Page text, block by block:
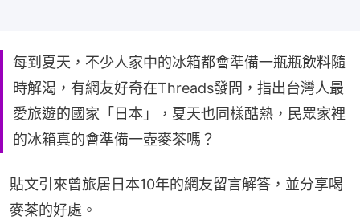
每到夏天，不少人家中的冰箱都會準備一瓶瓶飲料隨
時解渴，有網友好奇在Threads發問，指出台灣人最
愛旅遊的國家「日本」，夏天也同樣酷熱，民眾家裡
的冰箱真的會準備一壺麥茶嗎？
貼文引來曾旅居日本10年的網友留言解答，並分享喝
麥茶的好處。